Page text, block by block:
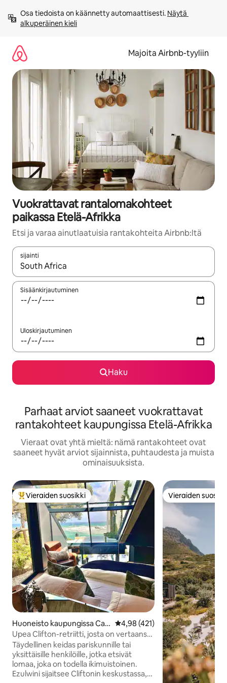
sisältö
väliin
Osa tiedoista on käännetty automaattisesti. Näytä
alkuperäinen kieli
Majoita Airbnb-tyyliin
Vuokrattavat rantalomakohteet
paikassa Etelä-Afrikka
Etsi ja varaa ainutlaatuisia rantakohteita Airbnb:ltä
sijainti
Kun tulokset ovat saatavilla, navigoi ylös- ja alas-
Sisäänkirjautuminen
Uloskirjautuminen
Haku
Parhaat arviot saaneet vuokrattavat
rantakohteet kaupungissa Etelä-Afrikka
Vieraat ovat yhtä mieltä: nämä rantakohteet ovat
saaneet hyvät arviot sijainnista, puhtaudesta ja muista
ominaisuuksista.
Vieraiden suosikkien parhaimmistoa
Vieraiden suosikki
Huoneisto kaupungissa Cap
e Town
Keskimääräinen arvio 4,98/5,
4,98 (421)
Upea Clifton-retriitti, josta on vertaansa
vailla olevat merinäkymät
Täydellinen keidas pariskunnille tai
yksittäisille henkilöille, jotka etsivät
lomaa, joka on todella ikimuistoinen.
Ezulwini sijaitsee Cliftonin keskustassa,
Vieraiden
Vieraiden